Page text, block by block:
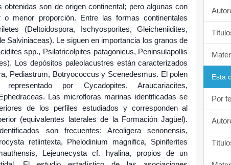
son de origen continental; pero algunas con
o menor proporción. Entre las formas continentales
(Deltoidospora, Ischyosporites, Gleicheniidites,
Salviniaceas). Le siguen en importancia los granos de
spp., Psilatricolpites patagonicus, Peninsulapollis
Los depósitos paleolacustres están caracterizados
Pediastrum, Botryococcus y Scenedesmus. El polen
por Cycadopites, Araucariacites,
Las microfloras marinas identificadas se
de los perfiles estudiados y corresponden al
(equivalentes laterales de la Formación Jagüel).
son frecuentes: Areoligera senonensis,
retiintexta, Phelodinium magnifica, Spiniferites
Lejeunecysta cf. hyalina, propios de un
Esta
Por